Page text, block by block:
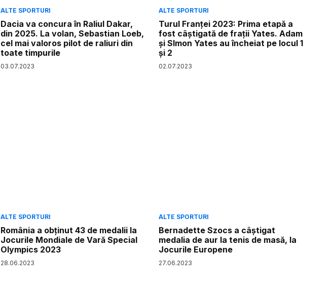
ALTE SPORTURI
Dacia va concura în Raliul Dakar,
din 2025. La volan, Sebastian Loeb,
cel mai valoros pilot de raliuri din
toate timpurile
03.07.2023
ALTE SPORTURI
Turul Franţei 2023: Prima etapă a
fost câștigată de frații Yates. Adam
și SImon Yates au încheiat pe locul 1
și 2
02.07.2023
ALTE SPORTURI
România a obținut 43 de medalii la
Jocurile Mondiale de Vară Special
Olympics 2023
28.06.2023
ALTE SPORTURI
Bernadette Szocs a câştigat
medalia de aur la tenis de masă, la
Jocurile Europene
27.06.2023